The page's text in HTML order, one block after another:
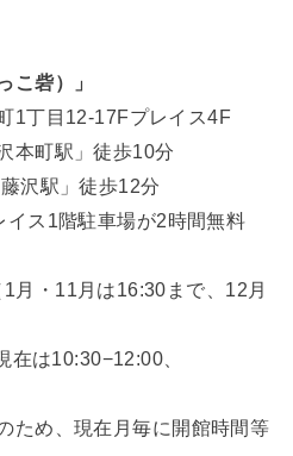
こ砦）」
1丁目12-17Fプレイス4F
本町駅」徒歩10分
」徒歩12分
ス1階駐車場が2時間無料
月・11月は16:30まで、12月
、
現在月毎に開館時間等